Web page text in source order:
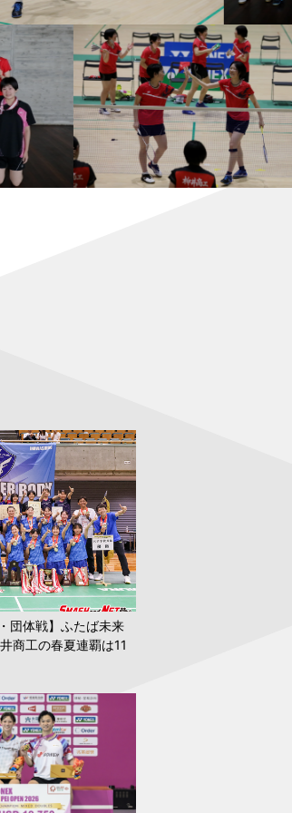
勝進出
、ファンと交流
団体戦】ふたば未来
商工の春夏連覇は11